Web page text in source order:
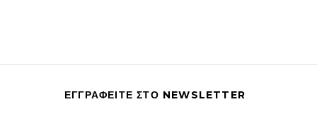
ΕΓΓΡΑΦΕΙΤΕ ΣΤΟ NEWSLETTER